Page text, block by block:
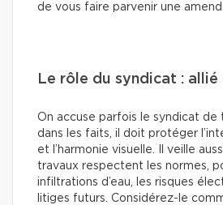
de vous faire parvenir une
Le rôle du syndicat : allié
On accuse parfois le syndicat de
dans les faits, il doit protéger
et l’harmonie visuelle. Il veille
travaux respectent les normes,
infiltrations d’eau, les risques
litiges futurs. Considérez-le